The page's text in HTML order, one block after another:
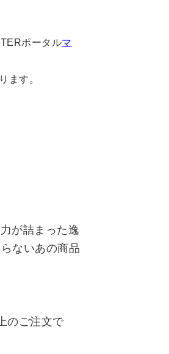
ポータルマ
ます。
が詰まった逸
ないあの商品
のご注文で